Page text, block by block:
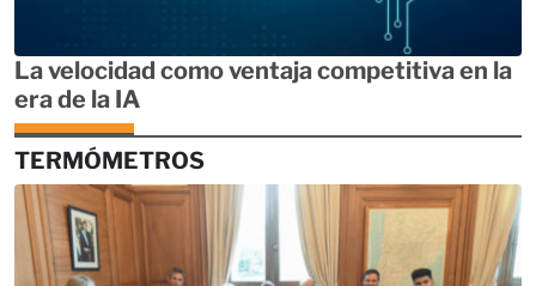
La velocidad como ventaja competitiva en la
era de la IA
TERMÓMETROS